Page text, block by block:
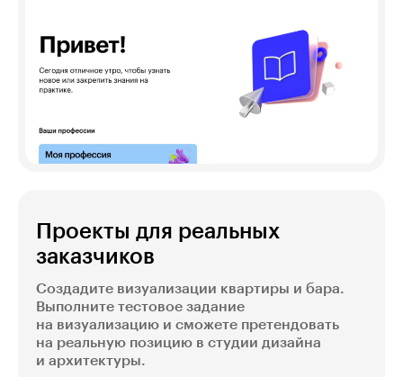
Проекты для реальных
заказчиков
Создадите визуализации квартиры и бара.
Выполните тестовое задание
на визуализацию и сможете претендовать
на реальную позицию в студии дизайна
и архитектуры.